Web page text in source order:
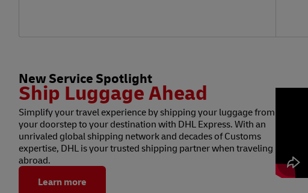
New Service Spotlight
Ship Luggage Ahead
Simplify your travel experience by shipping your luggage from
your doorstep to your destination with DHL Express. With an
unrivaled global shipping network and decades of Customs
expertise, DHL is your trusted shipping partner when traveling
abroad.
Learn more